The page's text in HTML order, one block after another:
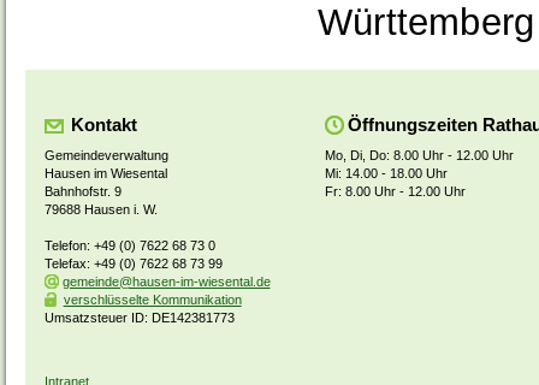
Württemberg
Kontakt
Gemeindeverwaltung
Hausen im Wiesental
Bahnhofstr. 9
79688 Hausen i. W.
Telefon: +49 (0) 7622 68 73 0
Telefax: +49 (0) 7622 68 73 99
gemeinde@hausen-im-wiesental.de
verschlüsselte Kommunikation
Umsatzsteuer ID: DE142381773
Öffnungszeiten
Mo, Di, Do: 8.00 Uhr - 12.00 Uhr
Mi: 14.00 - 18.00 Uhr
Fr: 8.00 Uhr - 12.00 Uhr
Intranet